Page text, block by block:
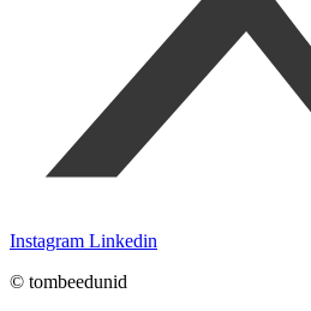
Instagram Linkedin
© tombeedunid